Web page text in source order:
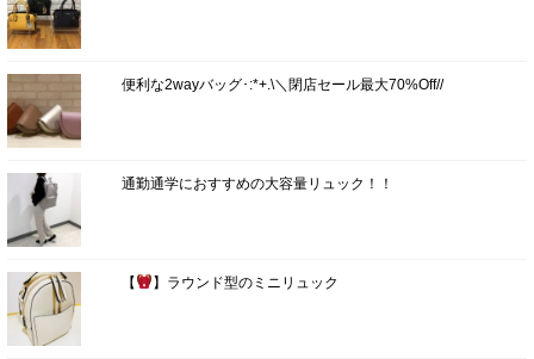
便利な2wayバッグ･:*+.\＼閉店セール最大70%Off//
通勤通学におすすめの大容量リュック！！
【 】ラウンド型のミニリュック